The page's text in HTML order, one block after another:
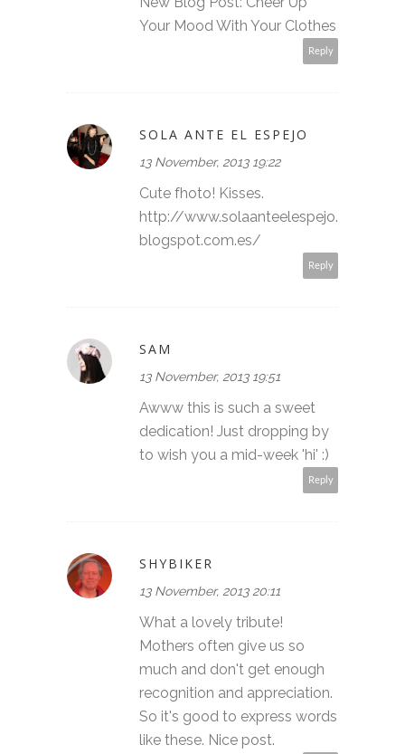
Your Mood With Your Clothes
Reply
SOLA ANTE EL ESPEJO
13 November, 2013 19:22
Cute fhoto! Kisses.
http://www.solaanteelespejo.
blogspot.com.es/
Reply
SAM
13 November, 2013 19:51
Awww this is such a sweet
dedication! Just dropping by
to wish you a mid-week 'hi' :)
Reply
SHYBIKER
13 November, 2013 20:11
What a lovely tribute!
Mothers often give us so
much and don't get enough
recognition and appreciation.
So it's good to express words
like these. Nice post.